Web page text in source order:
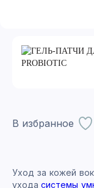
В избранное
Уход за кожей
ухода системы